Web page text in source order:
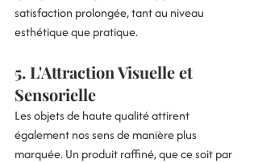
satisfaction prolongée, tant au niveau
esthétique que pratique.
5. L'Attraction Visuelle et
Sensorielle
Les objets de haute qualité attirent
également nos sens de manière plus
marquée. Un produit raffiné, que ce soit par